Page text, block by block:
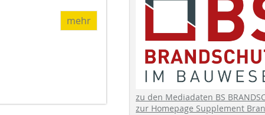
mehr
zu den Mediadaten BS
zur Homepage Supplement